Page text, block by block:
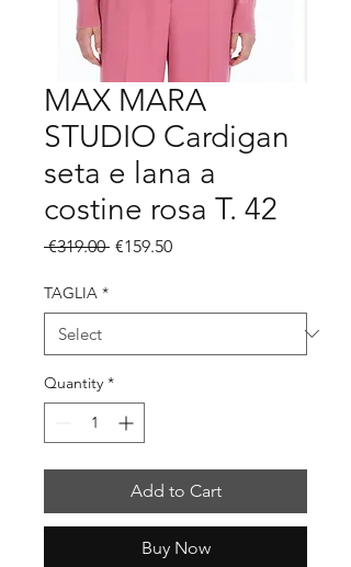
MAX MARA
STUDIO Cardigan
seta e lana a
costine rosa T. 42
€319.00 Regular
€159.50Sale
TAGLIA *
Quantity *
Add to Cart
Buy Now